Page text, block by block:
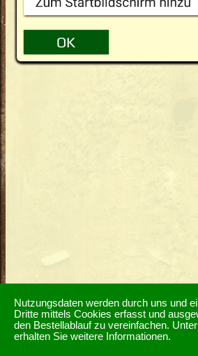
Nutzungsdaten werden durch uns und
Dritte mittels Cookies erfasst und
den Bestellablauf zu vereinfachen. Unter
erhalten Sie weitere Informationen.